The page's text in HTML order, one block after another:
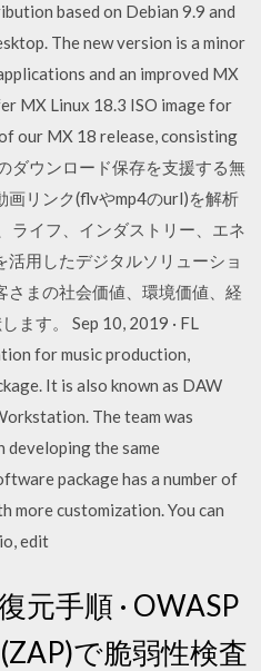
based on Debian 9.9 and
The new version is a minor
and an improved MX
MX Linux 18.3 ISO image for
our MX 18 release, consisting
ダウンロード保存を支援する無
画リンク(flvやmp4のurl)を解析
ライフ、インダストリー、エネ
活用したデジタルソリューショ
さまの社会価値、環境価値、経
ます。 Sep 10, 2019 · FL
for music production,
It is also known as DAW
The team was
the same
package has a number of
more customization. You can
edit
元手順 · OWASP
で脆弱性検査